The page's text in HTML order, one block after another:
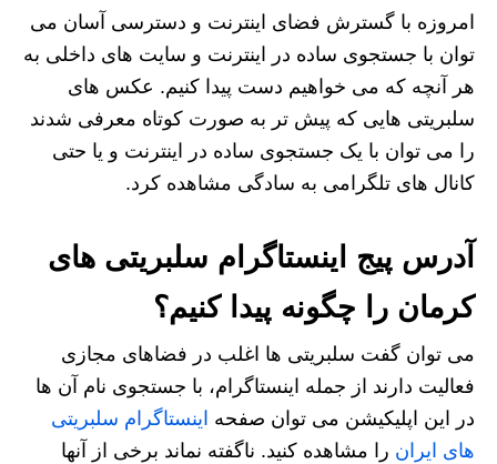
امروزه با گسترش فضای اینترنت و دسترسی آسان می
توان با جستجوی ساده در اینترنت و سایت های داخلی به
هر آنچه که می خواهیم دست پیدا کنیم. عکس های
سلبریتی هایی که پیش تر به صورت کوتاه معرفی شدند
را می توان با یک جستجوی ساده در اینترنت و یا حتی
کانال های تلگرامی به سادگی مشاهده کرد.
آدرس پیج اینستاگرام سلبریتی های
کرمان را چگونه پیدا کنیم؟
می توان گفت سلبریتی ها اغلب در فضاهای مجازی
فعالیت دارند از جمله اینستاگرام، با جستجوی نام آن ها
در این اپلیکیشن می توان صفحه اینستاگرام سلبریتی
های ایران را مشاهده کنید. ناگفته نماند برخی از آنها